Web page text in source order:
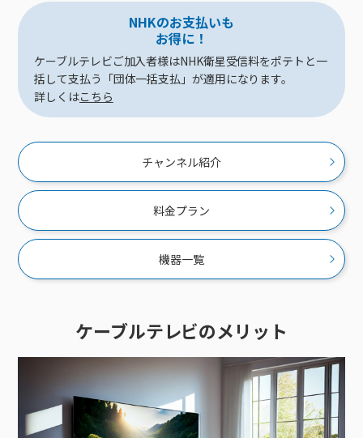
NHKのお支払いも
お得に！
ケーブルテレビご加入者様はNHK衛星受信料をポテトと一
括して支払う「団体一括支払」が適用になります。
詳しくはこちら
チャンネル紹介
料金プラン
機器一覧
ケーブルテレビのメリット